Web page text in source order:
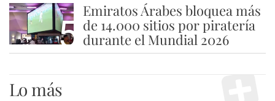
5
Emiratos Árabes bloquea más
de 14.000 sitios por piratería
durante el Mundial 2026
Lo más